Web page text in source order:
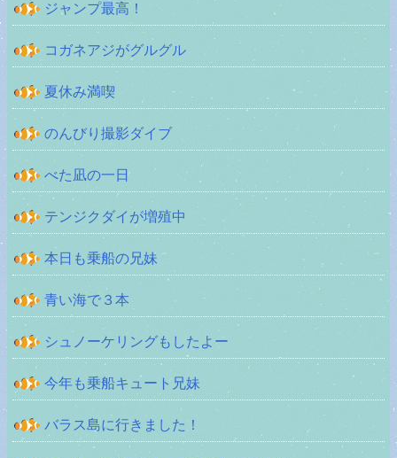
ジャンプ最高！
コガネアジがグルグル
夏休み満喫
のんびり撮影ダイブ
べた凪の一日
テンジクダイが増殖中
本日も乗船の兄妹
青い海で３本
シュノーケリングもしたよー
今年も乗船キュート兄妹
バラス島に行きました！